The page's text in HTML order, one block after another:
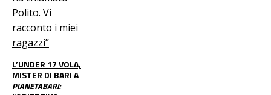
L’UNDER 17 VOLA,
MISTER DI BARI A
PIANETABARI: